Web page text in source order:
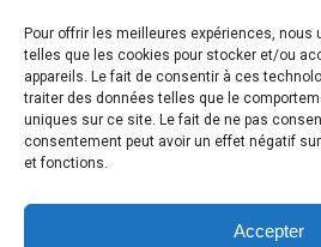
Pour offrir les meilleures expériences,
telles que les cookies pour stocker et/ou
appareils. Le fait de consentir à ces
traiter des données telles que le
uniques sur ce site. Le fait de ne pas
consentement peut avoir un effet négatif
et fonctions.
Accepter
raynaud.com ©